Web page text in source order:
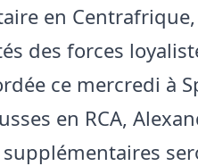
en
des forces
ce mercredi à
en RCA,